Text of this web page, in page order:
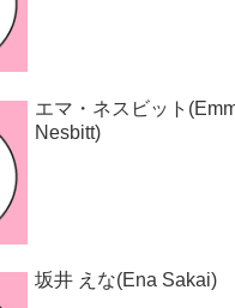
エマ・ネスビット
Nesbitt)
坂井 えな(Ena Sakai)